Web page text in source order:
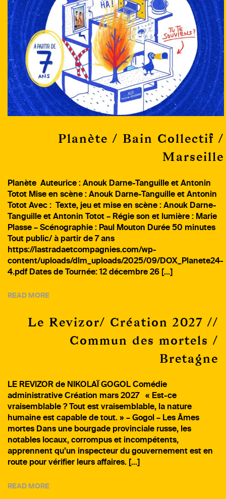
Planète / Bain Collectif /
Marseille
Planète Auteurice : Anouk Darne-Tanguille et Antonin
Totot Mise en scène : Anouk Darne-Tanguille et Antonin
Totot Avec : Texte, jeu et mise en scène : Anouk Darne-
Tanguille et Antonin Totot – Régie son et lumière : Marie
Plasse – Scénographie : Paul Mouton Durée 50 minutes
Tout public/ à partir de 7 ans
https://lastradaetcompagnies.com/wp-
content/uploads/dlm_uploads/2025/09/DOX_Planete24-
4.pdf Dates de Tournée: 12 décembre 26 […]
READ MORE
Le Revizor/ Création 2027 //
Commun des mortels /
Bretagne
LE REVIZOR de NIKOLAÏ GOGOL Comédie
administrative Création mars 2027 « Est-ce
vraisemblable ? Tout est vraisemblable, la nature
humaine est capable de tout. » – Gogol – Les Âmes
mortes Dans une bourgade provinciale russe, les
notables locaux, corrompus et incompétents,
apprennent qu’un inspecteur du gouvernement est en
route pour vérifier leurs affaires. […]
READ MORE